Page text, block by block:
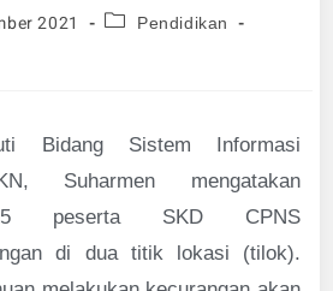
2021
Pendidikan
Sistem Informasi
Suharmen mengatakan
peserta SKD CPNS
di dua titik lokasi (tilok).